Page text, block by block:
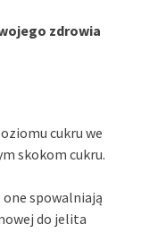
zdrowia
cukru we
skokom cukru.
one spowalniają
do jelita